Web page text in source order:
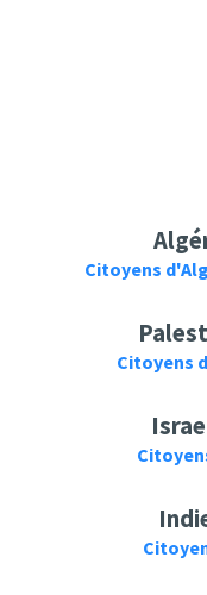
ProviSound
فيجطا وحيني
Citoyens
Citoyens